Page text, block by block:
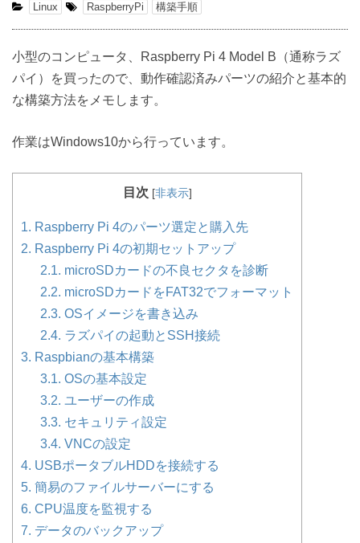
Linux
RaspberryPi 構築手順
小型のコンピュータ、Raspberry Pi 4 Model B（通称ラズ
パイ）を買ったので、動作確認済みパーツの紹介と基本的
な構築方法をメモします。
作業はWindows10から行っています。
目次 [非表示]
1. Raspberry Pi 4のパーツ選定と購入先
2. Raspberry Pi 4の初期セットアップ
2.1. microSDカードの不良セクタを診断
2.2. microSDカードをFAT32でフォーマット
2.3. OSイメージを書き込み
2.4. ラズパイの起動とSSH接続
3. Raspbianの基本構築
3.1. OSの基本設定
3.2. ユーザーの作成
3.3. セキュリティ設定
3.4. VNCの設定
4. USBポータブルHDDを接続する
5. 簡易のファイルサーバーにする
6. CPU温度を監視する
7. データのバックアップ